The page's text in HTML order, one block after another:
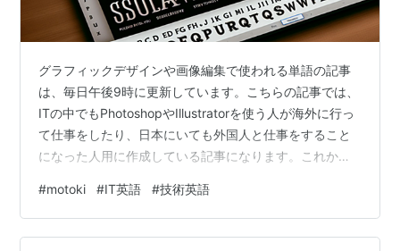
グラフィックデザインや画像編集で使われる単語の記事
は、毎日午後9時に更新しています。こちらの記事では、
ITの中でもPhotoshopやIllustratorを使う人が海外に行っ
て仕事をしたり、日本にいても外国人と仕事をすること
になった人用に作成している記事になります。これから
Illustratorを使ったことがない人でも、知識を一緒に増や
して学べるように日本語の意味の解説もあるので、みて
くださいね！毎日3つずつでも継続すると1カ月、2カ月と
#motoki #IT英語 #技術英語